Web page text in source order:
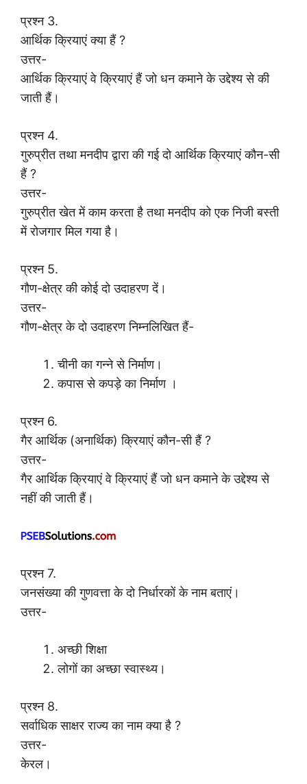
प्रश्न 3.
आर्थिक क्रियाएं क्या हैं ?
उत्तर-
आर्थिक क्रियाएं वे क्रियाएं हैं जो धन कमाने के उद्देश्य से की
जाती हैं।
प्रश्न 4.
गुरुप्रीत तथा मनदीप द्वारा की गई दो आर्थिक क्रियाएं कौन-सी
हैं ?
उत्तर-
गुरुप्रीत खेत में काम करता है तथा मनदीप को एक निजी बस्ती
में रोजगार मिल गया है।
प्रश्न 5.
गौण-क्षेत्र की कोई दो उदाहरण दें।
उत्तर-
गौण-क्षेत्र के दो उदाहरण निम्नलिखित हैं-
चीनी का गन्ने से निर्माण।
कपास से कपड़े का निर्माण ।
प्रश्न 6.
गैर आर्थिक (अनार्थिक) क्रियाएं कौन-सी हैं ?
उत्तर-
गैर आर्थिक क्रियाएं वे क्रियाएं हैं जो धन कमाने के उद्देश्य से
नहीं की जाती हैं।
प्रश्न 7.
जनसंख्या की गुणवत्ता के दो निर्धारकों के नाम बताएं।
उत्तर-
अच्छी शिक्षा
लोगों का अच्छा स्वास्थ्य।
प्रश्न 8.
सर्वाधिक साक्षर राज्य का नाम क्या है ?
उत्तर-
केरल।